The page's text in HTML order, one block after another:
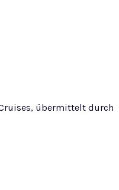
übermittelt durch